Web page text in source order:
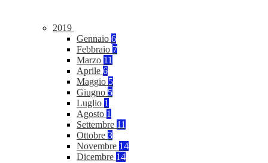
2019
Gennaio 6
Febbraio 7
Marzo 11
Aprile 6
Maggio 5
Giugno 5
Luglio 1
Agosto 1
Settembre 11
Ottobre 3
Novembre 14
Dicembre 14